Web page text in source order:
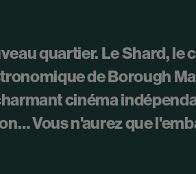
quartier. Le Shard, le
de Borough
cinéma
Vous n'aurez que